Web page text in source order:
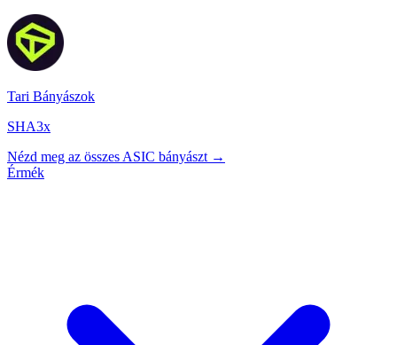
Tari Bányászok
SHA3x
Nézd meg az összes ASIC bányászt →
Érmék